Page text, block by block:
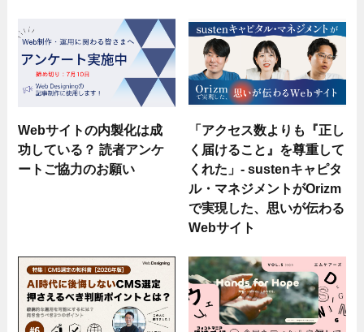
Webサイトの内製化は成
功している？ 読者アンケ
ートご協力のお願い
「アクセス数よりも『正し
く届けること』を尊重して
くれた」- sustenキャピタ
ル・マネジメントがOrizm
で実現した、思いが伝わる
Webサイト